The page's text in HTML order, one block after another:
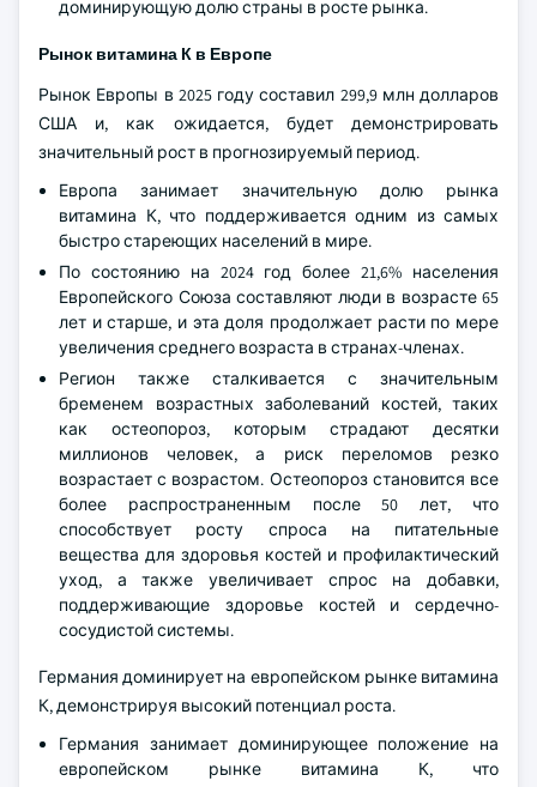
доминирующую долю страны в росте рынка.
Рынок витамина К в Европе
Рынок Европы в 2025 году составил 299,9 млн долларов
США и, как ожидается, будет демонстрировать
значительный рост в прогнозируемый период.
Европа занимает значительную долю рынка
витамина К, что поддерживается одним из самых
быстро стареющих населений в мире.
По состоянию на 2024 год более 21,6% населения
Европейского Союза составляют люди в возрасте 65
лет и старше, и эта доля продолжает расти по мере
увеличения среднего возраста в странах-членах.
Регион также сталкивается с значительным
бременем возрастных заболеваний костей, таких
как остеопороз, которым страдают десятки
миллионов человек, а риск переломов резко
возрастает с возрастом. Остеопороз становится все
более распространенным после 50 лет, что
способствует росту спроса на питательные
вещества для здоровья костей и профилактический
уход, а также увеличивает спрос на добавки,
поддерживающие здоровье костей и сердечно-
сосудистой системы.
Германия доминирует на европейском рынке витамина
К, демонстрируя высокий потенциал роста.
Германия занимает доминирующее положение на
европейском рынке витамина К, что